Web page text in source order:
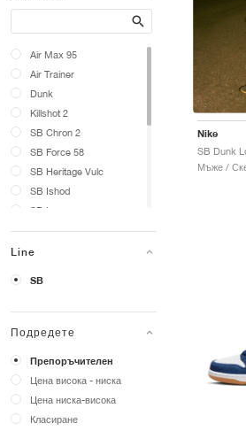
Search
Air Max 95
Air Trainer
Dunk
Killshot 2
SB Chron 2
SB Force 58
SB Heritage Vulc
SB Ishod
SB Leo
SB Malor
SB Nyjah
SB PS8
Janoski
Line
SB
Подредете
Препоръчителен
Цена висока - ниска
Цена ниска-висока
Класиране
Nike
Мъже /